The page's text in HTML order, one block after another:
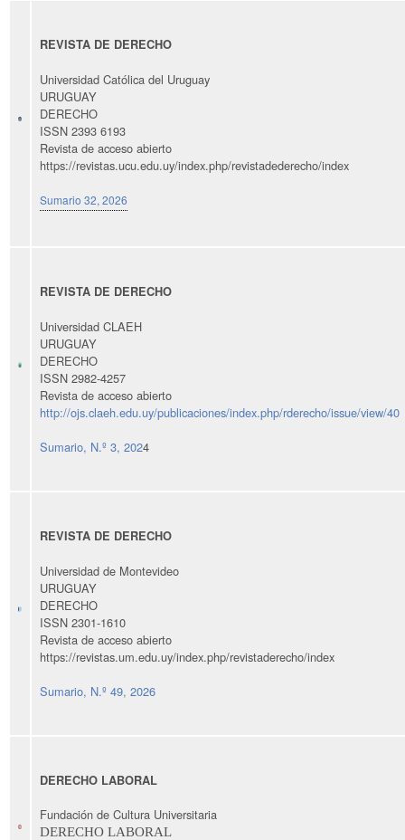
REVISTA DE DERECHO
Universidad Católica del Uruguay
URUGUAY
DERECHO
ISSN 2393 6193
Revista de acceso abierto
https://revistas.ucu.edu.uy/index.php/revistadederecho/index
Sumario 32, 2026
REVISTA DE DERECHO
Universidad CLAEH
URUGUAY
DERECHO
ISSN 2982-4257
Revista de acceso abierto
http://ojs.claeh.edu.uy/publicaciones/index.php/rderecho/issue/view/40
Sumario, N.º 3, 2024
REVISTA DE DERECHO
Universidad de Montevideo
URUGUAY
DERECHO
ISSN 2301-1610
Revista de acceso abierto
https://revistas.um.edu.uy/index.php/revistaderecho/index
Sumario, N.º 49, 2026
DERECHO LABORAL
Fundación de Cultura Universitaria
DERECHO LABORAL